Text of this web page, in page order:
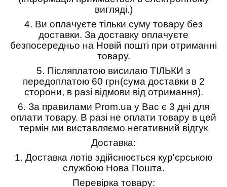
вигляді.)
4. Ви оплачуєте тільки суму товару без
доставки. За доставку оплачуєте
безпосередньо на Новій пошті при отриманні
товару.
5. Післяплатою висилаю ТІЛЬКИ з
передоплатою 60 грн(сума доставки в 2
сторони, в разі відмови від отримання).
6. За правилами Prom.ua у Вас є 3 дні для
оплати товару. В разі не оплати товару в цей
термін ми виставляємо негативний відгук
Доставка:
1. Доставка лотів здійснюється кур'єрською
службою Нова Пошта.
Перевірка товару: